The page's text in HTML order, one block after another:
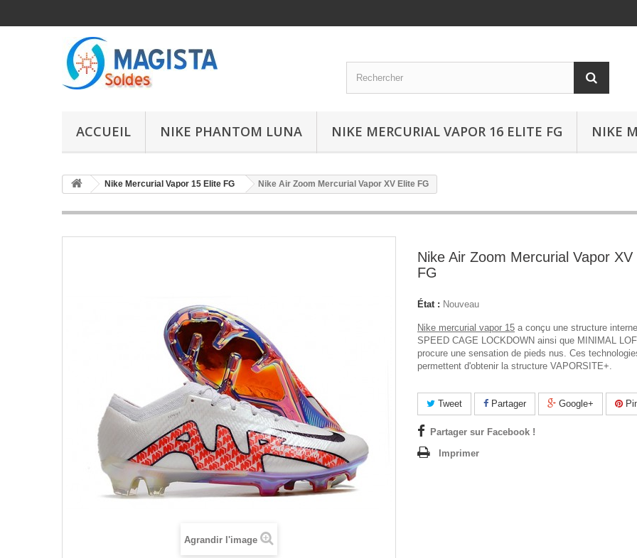
ACCUEIL NIKE PHANTOM LUNA NIKE MERCURIAL VAPOR 16 ELITE FG NIKE
Nike Mercurial Vapor 15 Elite FG Nike Air Zoom Mercurial Vapor XV Elite FG
Agrandir l'image
Nike Air Zoom Mercurial Vapor XV
FG
État : Nouveau
Nike mercurial vapor 15 a conçu une structure
SPEED CAGE LOCKDOWN ainsi que MINIMAL
procure une sensation de pieds nus. Ces
permettent d'obtenir la structure VAPORSITE+.
Tweet Partager Google+
Partager sur Facebook !
Imprimer